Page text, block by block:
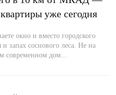
уже сегодня
окно и вместо городского
запах соснового леса. Не на
современном дом...